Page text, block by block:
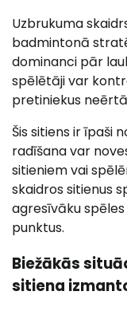
Uzbrukuma
badmintonā
dominanci pār
spēlētāji var
pretiniekus
Šis sitiens ir īpaši
radīšana var
sitieniem vai
skaidros sitienus
agresīvāku
punktus.
Biežākās
sitiena